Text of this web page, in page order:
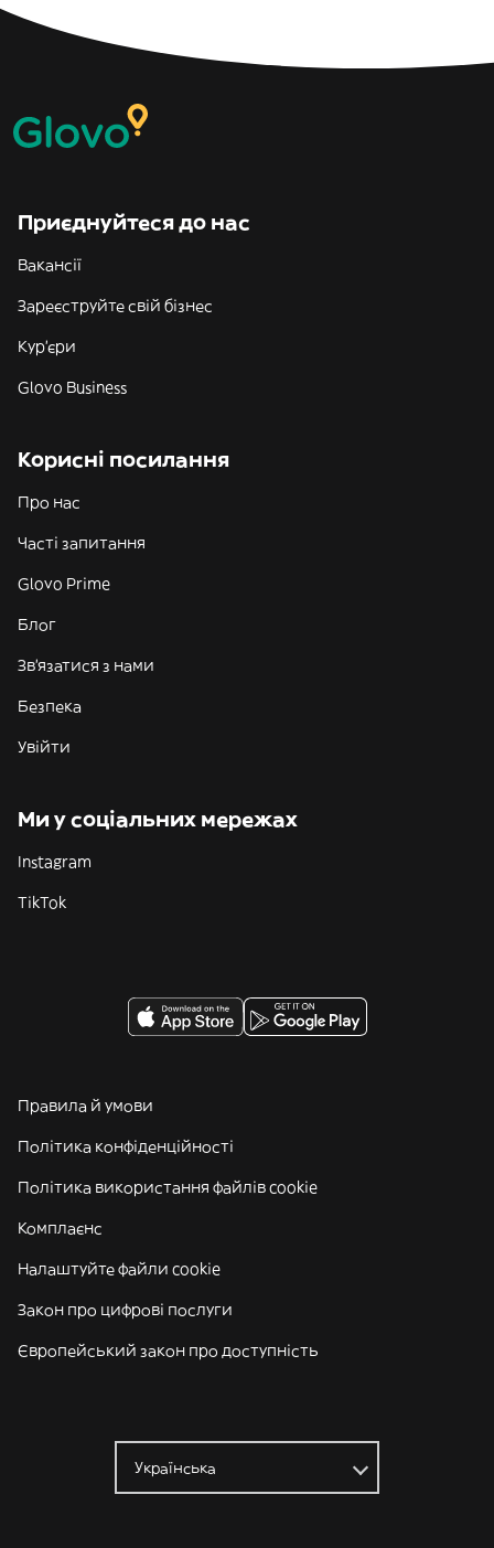
Приєднуйтеся до нас
Вакансії
Зареєструйте свій бізнес
Кур'єри
Glovo Business
Корисні посилання
Про нас
Часті запитання
Glovo Prime
Блог
Зв'язатися з нами
Безпека
Увійти
Ми у соціальних мережах
Instagram
TikTok
Правила й умови
Політика конфіденційності
Політика використання файлів cookie
Комплаєнс
Налаштуйте файли cookie
Закон про цифрові послуги
Європейський закон про доступність